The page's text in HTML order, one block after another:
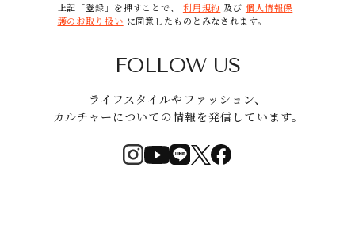
上記「登録」を押すことで、 利用規約 及び 個人情報保
護のお取り扱い に同意したものとみなされます。
FOLLOW US
ライフスタイルやファッション、
カルチャーについての情報を発信しています。